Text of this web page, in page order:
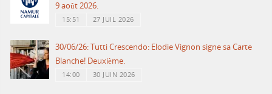
9 août 2026.
15:51 27 JUIL 2026
30/06/26: Tutti Crescendo: Elodie Vignon signe sa Carte
Blanche! Deuxième.
14:00 30 JUIN 2026